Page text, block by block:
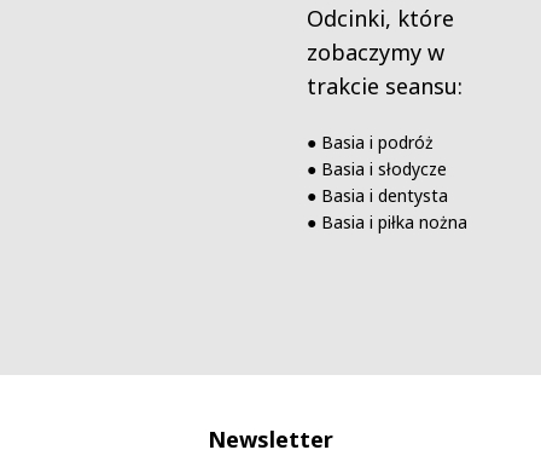
Odcinki, które
zobaczymy w
trakcie seansu:
● Basia i podróż
● Basia i słodycze
● Basia i dentysta
● Basia i piłka nożna
Newsletter